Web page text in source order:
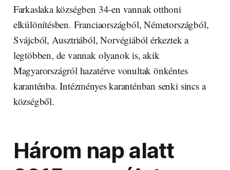
Farkaslaka községben 34-en vannak otthoni
elkülönítésben. Franciaországból, Németországból,
Svájcból, Ausztriából, Norvégiából érkeztek a
legtöbben, de vannak olyanok is, akik
Magyarországról hazatérve vonultak önkéntes
karanténba. Intézményes karanténban senki sincs a
községből.
Három nap alatt